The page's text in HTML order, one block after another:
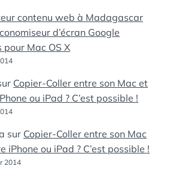
contenu web à Madagascar
d’écran Google
pour Mac OS X
Copier-Coller entre son Mac et
ou iPad ? C’est possible !
sur Copier-Coller entre son Mac
iPhone ou iPad ? C’est possible !
2014